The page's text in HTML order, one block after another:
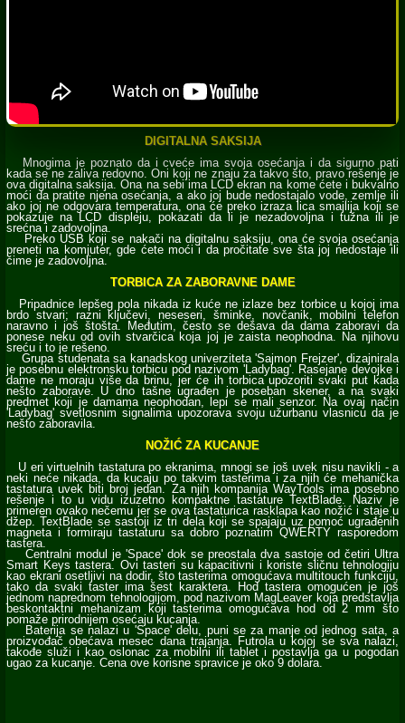
DIGITALNA SAKSIJA
Mnogima je poznato da i cveće ima svoja osećanja i da sigurno pati
kada se ne zaliva redovno. Oni koji ne znaju za takvo što, pravo rešenje je
ova digitalna saksija. Ona na sebi ima LCD ekran na kome ćete i bukvalno
moći da pratite njena osećanja, a ako joj bude nedostajalo vode, zemlje ili
ako joj ne odgovara temperatura, ona će preko izraza lica smajlija koji se
pokazuje na LCD displeju, pokazati da li je nezadovoljna i tužna ili je
srećna i zadovoljna.
Preko USB koji se nakači na digitalnu saksiju, ona će svoja osećanja
preneti na komjuter, gde ćete moći i da pročitate sve šta joj nedostaje ili
čime je zadovoljna.
TORBICA ZA ZABORAVNE DAME
Pripadnice lepšeg pola nikada iz kuće ne izlaze bez torbice u kojoj ima
brdo stvari; razni ključevi, neseseri, šminke, novčanik, mobilni telefon
naravno i još štošta. Međutim, često se dešava da dama zaboravi da
ponese neku od ovih stvarčica koja joj je zaista neophodna. Na njihovu
sreću i to je rešeno.
Grupa studenata sa kanadskog univerziteta 'Sajmon Frejzer', dizajnirala
je posebnu elektronsku torbicu pod nazivom 'Ladybag'. Rasejane devojke i
dame ne moraju više da brinu, jer će ih torbica upozoriti svaki put kada
nešto zaborave. U dno tašne ugrađen je poseban skener, a na svaki
predmet koji je damama neophodan, lepi se mali senzor. Na ovaj način
'Ladybag' svetlosnim signalima upozorava svoju užurbanu vlasnicu da je
nešto zaboravila.
NOŽIĆ ZA KUCANJE
U eri virtuelnih tastatura po ekranima, mnogi se još uvek nisu navikli - a
neki neće nikada, da kucaju po takvim tasterima i za njih će mehanička
tastatura uvek biti broj jedan. Za njih kompanija WayTools ima posebno
rešenje i to u vidu izuzetno kompaktne tastature TextBlade. Naziv je
primeren ovako nečemu jer se ova tastaturica rasklapa kao nožić i staje u
džep. TextBlade se sastoji iz tri dela koji se spajaju uz pomoć ugrađenih
magneta i formiraju tastaturu sa dobro poznatim QWERTY rasporedom
tastera.
Centralni modul je 'Space' dok se preostala dva sastoje od četiri Ultra
Smart Keys tastera. Ovi tasteri su kapacitivni i koriste sličnu tehnologiju
kao ekrani osetljivi na dodir, što tasterima omogućava multitouch funkciju,
tako da svaki taster ima šest karaktera. Hod tastera omogućen je još
jednom naprednom tehnologijom, pod nazivom MagLeaver koja predstavlja
beskontaktni mehanizam koji tasterima omogućava hod od 2 mm što
pomaže prirodnijem osećaju kucanja.
Baterija se nalazi u 'Space' delu, puni se za manje od jednog sata, a
proizvođač obećava mesec dana trajanja. Futrola u kojoj se sva nalazi,
takođe služi i kao oslonac za mobilni ili tablet i postavlja ga u pogodan
ugao za kucanje. Cena ove korisne spravice je oko 9 dolara.